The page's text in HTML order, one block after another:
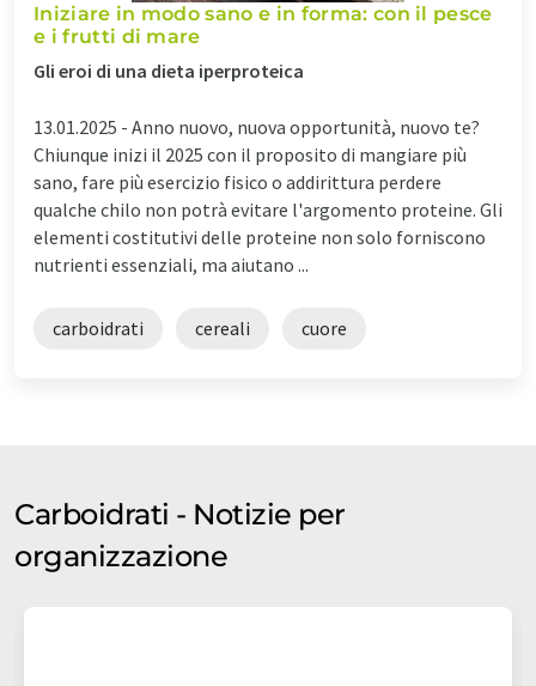
Iniziare in modo sano e in forma: con il pesce
e i frutti di mare
Gli eroi di una dieta iperproteica
13.01.2025 - Anno nuovo, nuova opportunità, nuovo te?
Chiunque inizi il 2025 con il proposito di mangiare più
sano, fare più esercizio fisico o addirittura perdere
qualche chilo non potrà evitare l'argomento proteine. Gli
elementi costitutivi delle proteine non solo forniscono
nutrienti essenziali, ma aiutano ...
carboidrati cereali cuore
Carboidrati - Notizie per
organizzazione